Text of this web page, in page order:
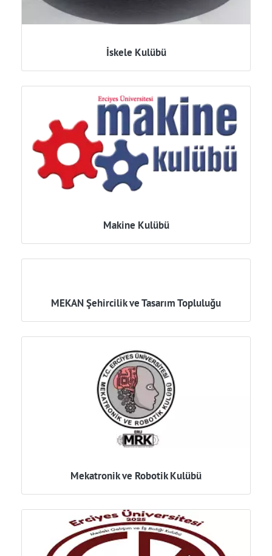
İskele Kulübü
Makine Kulübü
MEKAN Şehircilik ve Tasarım Topluluğu
Mekatronik ve Robotik Kulübü